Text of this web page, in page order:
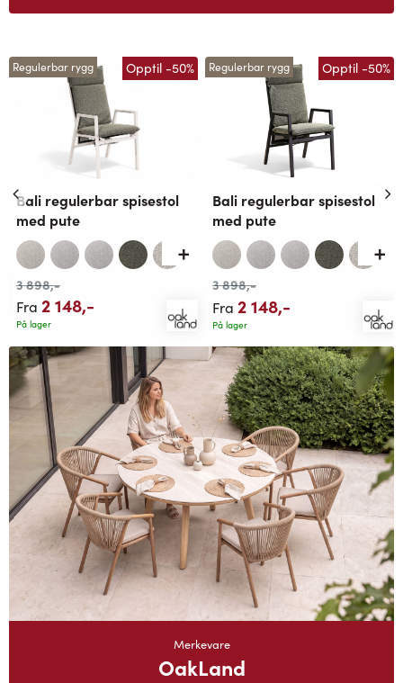
Regulerbar rygg Opptil -50%
Bali regulerbar spisestol
med pute
3 898,-
Fra 2 148,-
På lager
Regulerbar rygg Opptil -50%
Bali regulerbar spisestol
med pute
3 898,-
Fra 2 148,-
På lager
Merkevare
OakLand